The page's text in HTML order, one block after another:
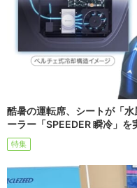
酷暑の運転席、シートが「
ーラー「SPEEDER 瞬冷」を
特集